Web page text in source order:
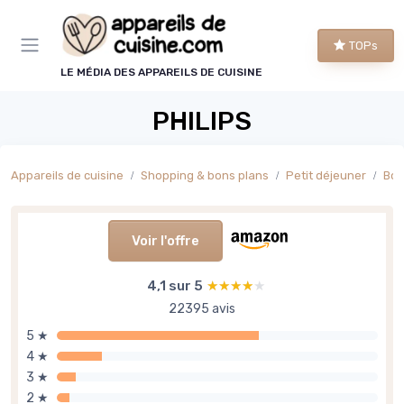
LE MÉDIA DES APPAREILS DE CUISINE
TOPs
PHILIPS
Appareils de cuisine Shopping & bons plans Petit déjeuner
Voir l'offre
4,1 sur 5 ★★★★★
★★★★★
22395 avis
5 ★
4 ★
3 ★
2 ★
Panneau de gestion des cookies